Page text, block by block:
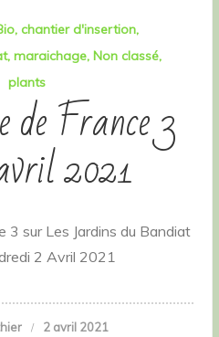
chantier d'insertion
maraichage Non classé
plants
de France 3
2021
3 sur Les Jardins du Bandiat
2 Avril 2021
2 avril 2021